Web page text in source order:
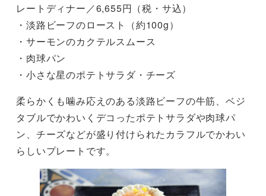
レートディナー／6,655円（税・サ込）
・淡路ビーフのロースト（約100g）
・サーモンのカクテルスムース
・肉球パン
・小さな星のポテトサラダ・チーズ
柔らかくも噛み応えのある淡路ビーフの牛筋、ベジ
タブルでかわいくデコったポテトサラダや肉球パ
ン、チーズなどが盛り付けられたカラフルでかわい
らしいプレートです。